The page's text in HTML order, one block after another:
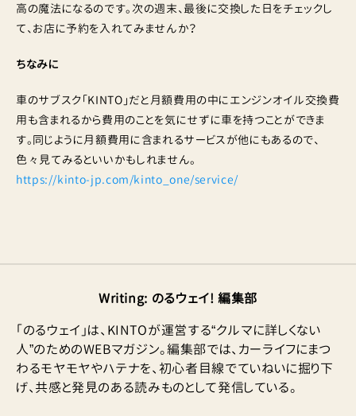
高の魔法になるのです。次の週末、最後に交換した日をチェックし
て、お店に予約を入れてみませんか？
ちなみに
車のサブスク「KINTO」だと月額費用の中にエンジンオイル交換費
用も含まれるから費用のことを気にせずに車を持つことができま
す。同じように月額費用に含まれるサービスが他にもあるので、
色々見てみるといいかもしれません。
https://kinto-jp.com/kinto_one/service/
Writing: のるウェイ! 編集部
「のるウェイ」は、KINTOが運営する“クルマに詳しくない
人”のためのWEBマガジン。編集部では、カーライフにまつ
わるモヤモヤやハテナを、初心者目線でていねいに掘り下
げ、共感と発見のある読みものとして発信している。